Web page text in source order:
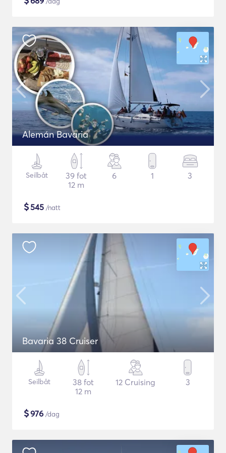
Alemán Bavaria
Seilbåt
39 fot
12 m
6 1 3
$545 /natt
Bavaria 38 Cruiser
Seilbåt
38 fot
12 m
12 Cruising 3
$976 /dag